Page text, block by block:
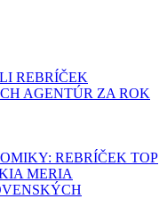
REBRÍČEK
AGENTÚR ZA ROK
REBRÍČEK TOP
MERIA